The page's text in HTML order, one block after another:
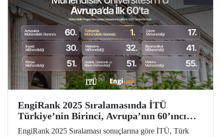
EngiRank 2025 Sıralamasında İTÜ
Türkiye’nin Birinci, Avrupa’nın 60’ıncı
Mühendislik Üniversitesi!
EngiRank 2025 Sıralaması sonuçlarına göre İTÜ, Türk